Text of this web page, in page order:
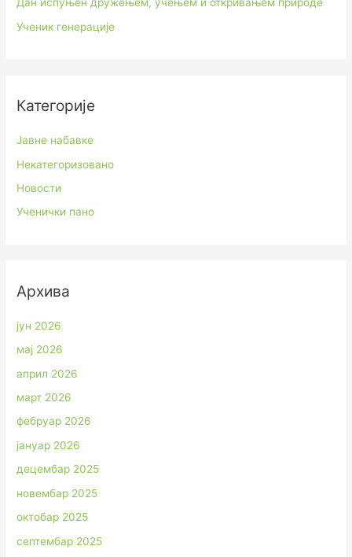
Дан испуњен дружењем, учењем и откривањем природе
Ученик генерације
Категорије
Јавне набавке
Некатегоризовано
Новости
Ученички пано
Архива
јун 2026
мај 2026
април 2026
март 2026
фебруар 2026
јануар 2026
децембар 2025
новембар 2025
октобар 2025
септембар 2025